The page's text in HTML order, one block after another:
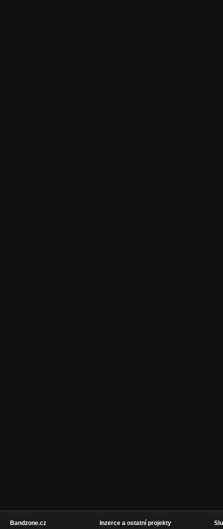
Bandzone.cz Inzerce a ostatní projekty